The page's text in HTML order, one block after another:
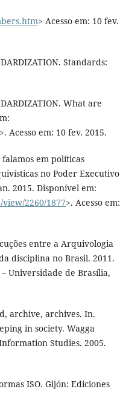
> Acesso em: 10 fev.
Standards:
What are
>. Acesso em: 10 fev. 2015.
em políticas
no Poder Executivo
2015. Disponível em:
2260/1877>. Acesso em:
entre a Arquivologia
disciplina no Brasil. 2011.
Universidade de Brasília,
archive, archives. In.
in society. Wagga
Studies. 2005.
ISO. Gijón: Ediciones